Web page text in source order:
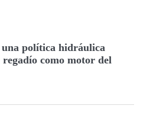
política hidráulica
como motor del